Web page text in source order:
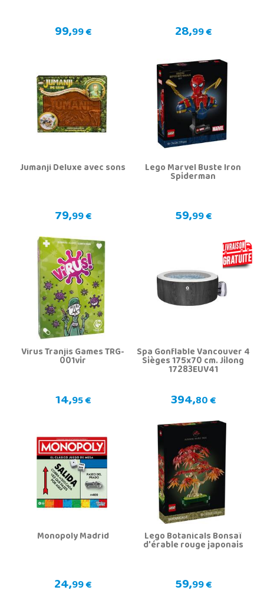
99,99 € 28,99 €
Jumanji Deluxe avec sons
79,99 €
Lego Marvel Buste Iron
Spiderman
59,99 €
Virus Tranjis Games TRG-
001vir
14,95 €
Spa Gonflable Vancouver 4
Sièges 175x70 cm. Jilong
17283EUV41
394,80 €
Monopoly Madrid
24,99 €
Lego Botanicals Bonsaï
d'érable rouge japonais
59,99 €